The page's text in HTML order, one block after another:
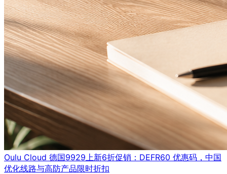
Oulu Cloud 德国9929上新6折促销：DEFR60 优惠码，中国
优化线路与高防产品限时折扣